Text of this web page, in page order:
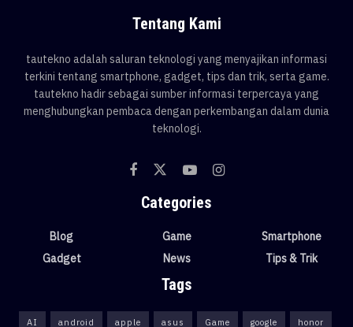
Tentang Kami
tautekno adalah saluran teknologi yang menyajikan informasi
terkini tentang smartphone, gadget, tips dan trik, serta game.
tautekno hadir sebagai sumber informasi terpercaya yang
menghubungkan pembaca dengan perkembangan dalam dunia
teknologi.
Categories
Blog
Gadget
Game
News
Smartphone
Tips & Trik
Tags
AI android apple asus Game google honor